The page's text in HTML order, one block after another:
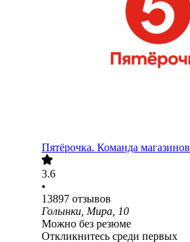
Пятёрочка. Команда магазинов
3.6
•
13897 отзывов
Голынки, Мира, 10
Можно без резюме
Откликнитесь среди первых